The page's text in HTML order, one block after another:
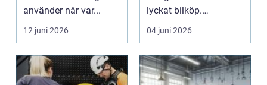
använder när var...
12 juni 2026
lyckat bilköp.
Utbudet...
04 juni 2026